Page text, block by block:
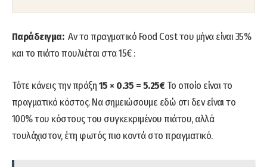
Παράδειγμα:Αν το πραγματικό Food Cost του μήνα είναι 35%
και το πιάτο πουλιέται στα 15€ :
Τότε κάνεις την πράξη15 × 0.35 = 5.25€Το οποίο είναι το
πραγματικό κόστος. Να σημειώσουμε εδώ οτι δεν είναι το
100% του κόστους του συγκεκριμένου πιάτου, αλλά
τουλάχιστον, έτη φωτός πιο κοντά στο πραγματικό.